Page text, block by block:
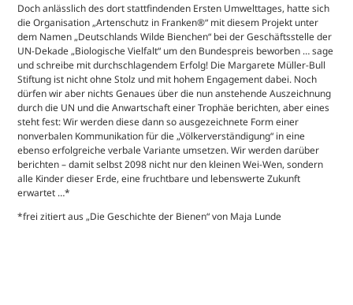
Doch anlässlich des dort stattfindenden Ersten Umwelttages, hatte sich
die Organisation „Artenschutz in Franken®“ mit diesem Projekt unter
dem Namen „Deutschlands Wilde Bienchen“ bei der Geschäftsstelle der
UN-Dekade „Biologische Vielfalt“ um den Bundespreis beworben … sage
und schreibe mit durchschlagendem Erfolg! Die Margarete Müller-Bull
Stiftung ist nicht ohne Stolz und mit hohem Engagement dabei. Noch
dürfen wir aber nichts Genaues über die nun anstehende Auszeichnung
durch die UN und die Anwartschaft einer Trophäe berichten, aber eines
steht fest: Wir werden diese dann so ausgezeichnete Form einer
nonverbalen Kommunikation für die „Völkerverständigung“ in eine
ebenso erfolgreiche verbale Variante umsetzen. Wir werden darüber
berichten – damit selbst 2098 nicht nur den kleinen Wei-Wen, sondern
alle Kinder dieser Erde, eine fruchtbare und lebenswerte Zukunft
erwartet …*
*frei zitiert aus „Die Geschichte der Bienen“ von Maja Lunde